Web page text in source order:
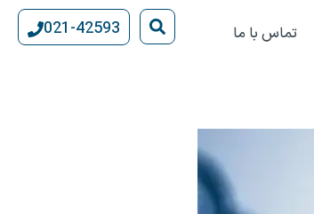
تماس با ما 021-42593